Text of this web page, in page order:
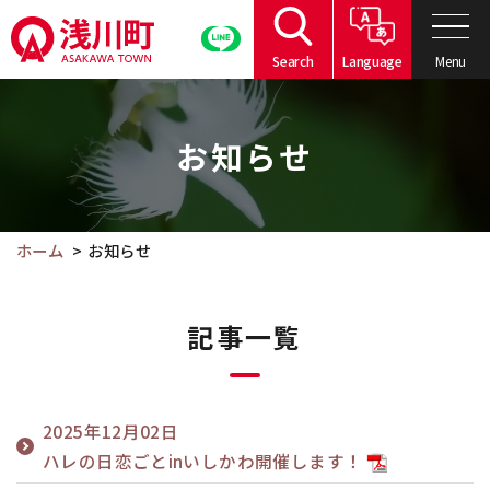
の
ペ
へ
Search Language Menu
文
お知らせ
ホーム お知らせ
記事一覧
2025年12月02日
ハレの日恋ごとinいしかわ開催します！